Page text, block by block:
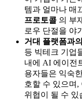
템과 얼마나 매
프로토콜 의 부
로우 단절을 야
거대 플랫폼과
등 빅테크 기업
내에 AI 에이전
용자들은 익숙
호할 수 있으며,
위협이 될 수 있